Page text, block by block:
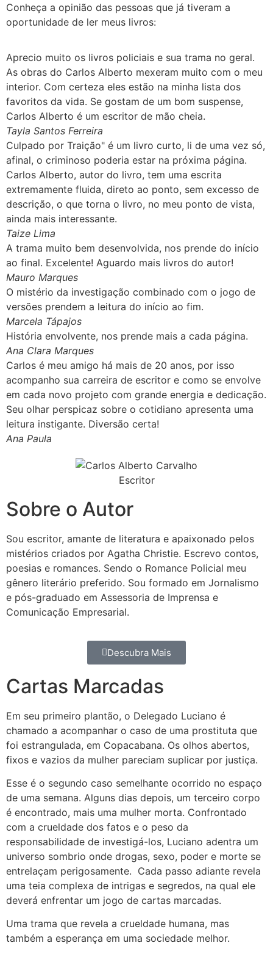
Conheça a opinião das pessoas que já tiveram a
oportunidade de ler meus livros:
Aprecio muito os livros policiais e sua trama no geral.
As obras do Carlos Alberto mexeram muito com o meu
interior. Com certeza eles estão na minha lista dos
favoritos da vida. Se gostam de um bom suspense,
Carlos Alberto é um escritor de mão cheia.
Tayla Santos Ferreira
Culpado por Traição" é um livro curto, li de uma vez só,
afinal, o criminoso poderia estar na próxima página.
Carlos Alberto, autor do livro, tem uma escrita
extremamente fluida, direto ao ponto, sem excesso de
descrição, o que torna o livro, no meu ponto de vista,
ainda mais interessante.
Taize Lima
A trama muito bem desenvolvida, nos prende do início
ao final. Excelente! Aguardo mais livros do autor!
Mauro Marques
O mistério da investigação combinado com o jogo de
versões prendem a leitura do início ao fim.
Marcela Tápajos
História envolvente, nos prende mais a cada página.
Ana Clara Marques
Carlos é meu amigo há mais de 20 anos, por isso
acompanho sua carreira de escritor e como se envolve
em cada novo projeto com grande energia e dedicação.
Seu olhar perspicaz sobre o cotidiano apresenta uma
leitura instigante. Diversão certa!
Ana Paula
Sobre o Autor
Sou escritor, amante de literatura e apaixonado pelos
mistérios criados por Agatha Christie. Escrevo contos,
poesias e romances. Sendo o Romance Policial meu
gênero literário preferido. Sou formado em Jornalismo
e pós-graduado em Assessoria de Imprensa e
Comunicação Empresarial.
Descubra Mais
Cartas Marcadas
Em seu primeiro plantão, o Delegado Luciano é
chamado a acompanhar o caso de uma prostituta que
foi estrangulada, em Copacabana. Os olhos abertos,
fixos e vazios da mulher pareciam suplicar por justiça.
Esse é o segundo caso semelhante ocorrido no espaço
de uma semana. Alguns dias depois, um terceiro corpo
é encontrado, mais uma mulher morta. Confrontado
com a crueldade dos fatos e o peso da
responsabilidade de investigá-los, Luciano adentra um
universo sombrio onde drogas, sexo, poder e morte se
entrelaçam perigosamente. Cada passo adiante revela
uma teia complexa de intrigas e segredos, na qual ele
deverá enfrentar um jogo de cartas marcadas.
Uma trama que revela a crueldade humana, mas
também a esperança em uma sociedade melhor.